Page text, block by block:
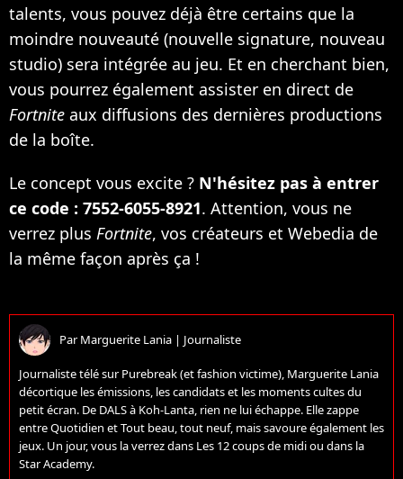
talents, vous pouvez déjà être certains que la
moindre nouveauté (nouvelle signature, nouveau
studio) sera intégrée au jeu. Et en cherchant bien,
vous pourrez également assister en direct de
Fortnite aux diffusions des dernières productions
de la boîte.
Le concept vous excite ? N'hésitez pas à entrer
ce code : 7552-6055-8921. Attention, vous ne
verrez plus Fortnite, vos créateurs et Webedia de
la même façon après ça !
ParMarguerite Lania | Journaliste
Journaliste télé sur Purebreak (et fashion victime), Marguerite Lania
décortique les émissions, les candidats et les moments cultes du
petit écran. De DALS à Koh-Lanta, rien ne lui échappe. Elle zappe
entre Quotidien et Tout beau, tout neuf, mais savoure également les
jeux. Un jour, vous la verrez dans Les 12 coups de midi ou dans la
Star Academy.